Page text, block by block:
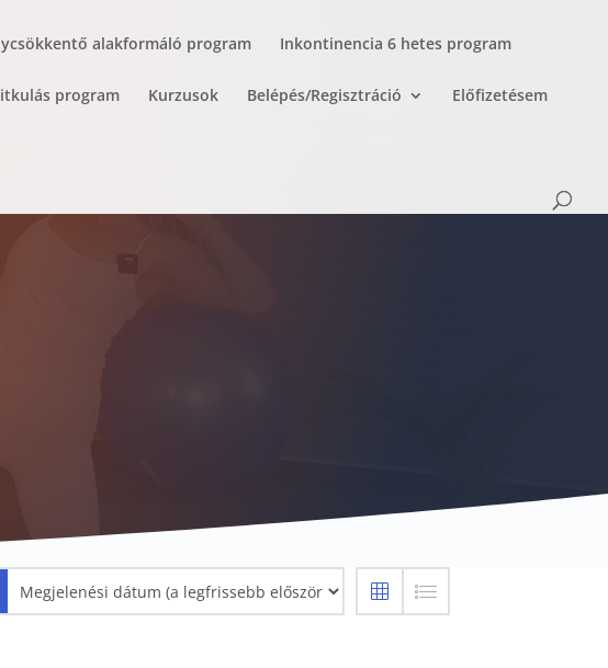
alakformáló program Inkontinencia 6 hetes program
program Kurzusok Belépés/Regisztráció Előfizetésem